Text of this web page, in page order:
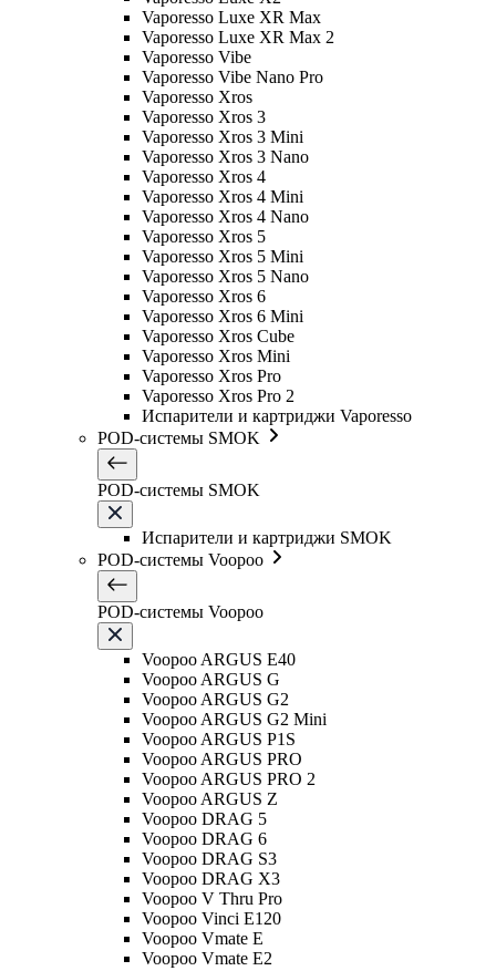
Vaporesso Luxe XR Max
Vaporesso Luxe XR Max 2
Vaporesso Vibe
Vaporesso Vibe Nano Pro
Vaporesso Xros
Vaporesso Xros 3
Vaporesso Xros 3 Mini
Vaporesso Xros 3 Nano
Vaporesso Xros 4
Vaporesso Xros 4 Mini
Vaporesso Xros 4 Nano
Vaporesso Xros 5
Vaporesso Xros 5 Mini
Vaporesso Xros 5 Nano
Vaporesso Xros 6
Vaporesso Xros 6 Mini
Vaporesso Xros Cube
Vaporesso Xros Mini
Vaporesso Xros Pro
Vaporesso Xros Pro 2
Испарители и картриджи Vaporesso
POD-системы SMOK
POD-системы SMOK
Испарители и картриджи SMOK
POD-системы Voopoo
POD-системы Voopoo
Voopoo ARGUS E40
Voopoo ARGUS G
Voopoo ARGUS G2
Voopoo ARGUS G2 Mini
Voopoo ARGUS P1S
Voopoo ARGUS PRO
Voopoo ARGUS PRO 2
Voopoo ARGUS Z
Voopoo DRAG 5
Voopoo DRAG 6
Voopoo DRAG S3
Voopoo DRAG X3
Voopoo V Thru Pro
Voopoo Vinci E120
Voopoo Vmate E
Voopoo Vmate E2